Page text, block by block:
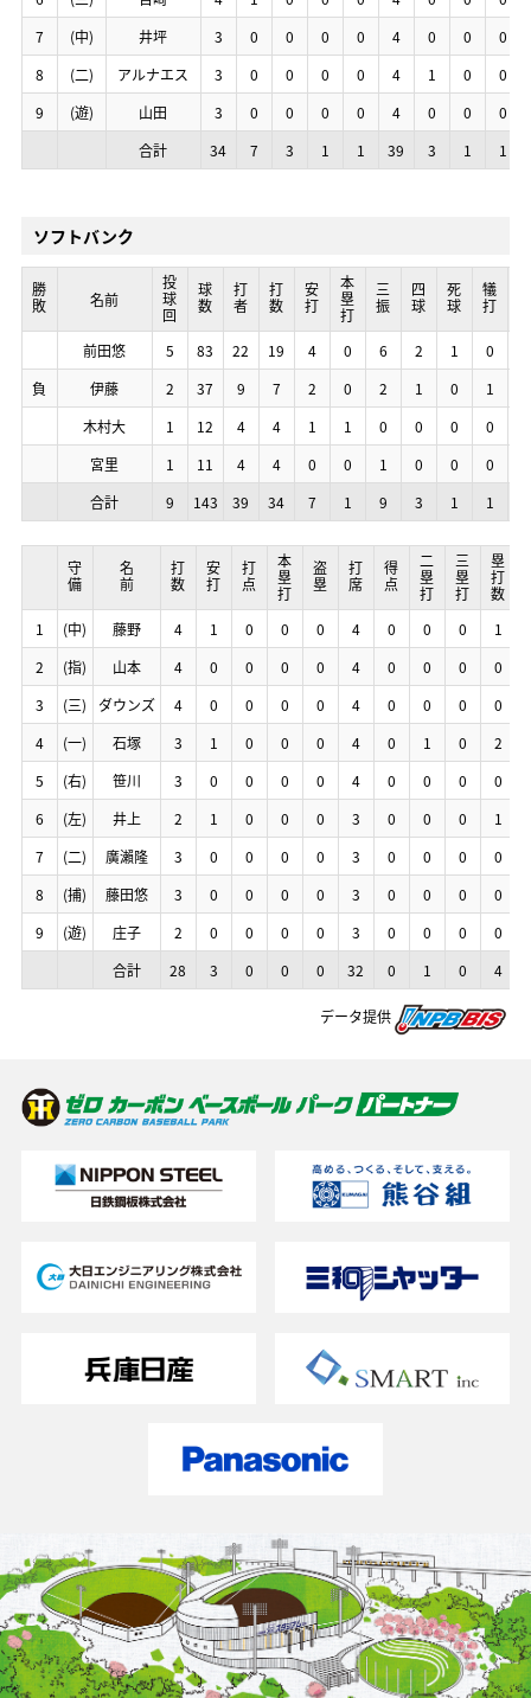
7
(中) 井坪 3 0 0 0 0 4 0 0
0
8
(二) アルナエス 3 0 0 0 0 4 1 0
0
9
(遊) 山田 3 0 0 0 0 4 0 0
0
合計
34 7 3 1 1 39 3 1 1
7
(中) 井坪 3 0 0 0 0 4 0 0
0
8
(二) アルナエス 3 0 0 0 0 4 1 0
0
9
(遊) 山田 3 0 0 0 0 4 0 0
0
合計
34 7 3 1 1 39 3 1 1
7
(中) 井坪 3 0 0 0 0 4 0 0
0
8
(二) アルナエス 3 0 0 0 0 4 1 0
0
9
(遊) 山田 3 0 0 0 0 4 0 0
0
合計
34 7 3 1 1 39 3 1 1
7
(中) 井坪 3 0 0 0 0 4 0 0
0
8
(二) アルナエス 3 0 0 0 0 4 1 0
0
9
(遊) 山田 3 0 0 0 0 4 0 0
0
合計
34 7 3 1 1 39 3 1 1
ソフトバンク
勝敗 名前 投球回 球数 打者 打数 安打 本塁打 三振 四球 死球 犠打
前田悠 5 83 22 19 4 0 6 2 1 0
負
伊藤 2 37 9 7 2 0 2 1 0 1
木村大
1 12 4 4 1 1 0 0 0 0
宮里
1 11 4 4 0 0 1 0 0 0
合計
9 143 39 34 7 1 9 3 1 1
勝敗 名前 投球回 球数 打者 打数 安打 本塁打 三振 四球 死球 犠打
前田悠 5 83 22 19 4 0 6 2 1 0
負
伊藤 2 37 9 7 2 0 2 1 0 1
木村大
1 12 4 4 1 1 0 0 0 0
宮里
1 11 4 4 0 0 1 0 0 0
合計
9 143 39 34 7 1 9 3 1 1
勝敗 名前 投球回 球数 打者 打数 安打 本塁打 三振 四球 死球 犠打
前田悠 5 83 22 19 4 0 6 2 1 0
負
伊藤 2 37 9 7 2 0 2 1 0 1
木村大
1 12 4 4 1 1 0 0 0 0
宮里
1 11 4 4 0 0 1 0 0 0
合計
9 143 39 34 7 1 9 3 1 1
勝敗 名前 投球回 球数 打者 打数 安打 本塁打 三振 四球 死球 犠打
前田悠 5 83 22 19 4 0 6 2 1 0
負
伊藤 2 37 9 7 2 0 2 1 0 1
木村大
1 12 4 4 1 1 0 0 0 0
宮里
1 11 4 4 0 0 1 0 0 0
合計
9 143 39 34 7 1 9 3 1 1
守備 名前 打数 安打 打点 本塁打 盗塁 打席 得点 二塁打 三塁打 塁打数
1 (中) 藤野 4 1 0 0 0 4 0 0 0 1
2
(指) 山本 4 0 0 0 0 4 0 0 0 0
3
(三) ダウンズ 4 0 0 0 0 4 0 0 0 0
4
(一) 石塚 3 1 0 0 0 4 0 1 0 2
5
(右) 笹川 3 0 0 0 0 4 0 0 0 0
6
(左) 井上 2 1 0 0 0 3 0 0 0 1
7
(二) 廣瀨隆 3 0 0 0 0 3 0 0 0 0
8
(捕) 藤田悠 3 0 0 0 0 3 0 0 0 0
9
(遊) 庄子 2 0 0 0 0 3 0 0 0 0
合計
28 3 0 0 0 32 0 1 0 4
守備 名前 打数 安打 打点 本塁打 盗塁 打席 得点 二塁打 三塁打 塁打数
1 (中) 藤野 4 1 0 0 0 4 0 0 0 1
2
(指) 山本 4 0 0 0 0 4 0 0 0 0
3
(三) ダウンズ 4 0 0 0 0 4 0 0 0 0
4
(一) 石塚 3 1 0 0 0 4 0 1 0 2
5
(右) 笹川 3 0 0 0 0 4 0 0 0 0
6
(左) 井上 2 1 0 0 0 3 0 0 0 1
7
(二) 廣瀨隆 3 0 0 0 0 3 0 0 0 0
8
(捕) 藤田悠 3 0 0 0 0 3 0 0 0 0
9
(遊) 庄子 2 0 0 0 0 3 0 0 0 0
合計
28 3 0 0 0 32 0 1 0 4
守備 名前 打数 安打 打点 本塁打 盗塁 打席 得点 二塁打 三塁打 塁打数
1 (中) 藤野 4 1 0 0 0 4 0 0 0 1
2
(指) 山本 4 0 0 0 0 4 0 0 0 0
3
(三) ダウンズ 4 0 0 0 0 4 0 0 0 0
4
(一) 石塚 3 1 0 0 0 4 0 1 0 2
5
(右) 笹川 3 0 0 0 0 4 0 0 0 0
6
(左) 井上 2 1 0 0 0 3 0 0 0 1
7
(二) 廣瀨隆 3 0 0 0 0 3 0 0 0 0
8
(捕) 藤田悠 3 0 0 0 0 3 0 0 0 0
9
(遊) 庄子 2 0 0 0 0 3 0 0 0 0
合計
28 3 0 0 0 32 0 1 0 4
守備 名前 打数 安打 打点 本塁打 盗塁 打席 得点 二塁打 三塁打 塁打数
1 (中) 藤野 4 1 0 0 0 4 0 0 0 1
2
(指) 山本 4 0 0 0 0 4 0 0 0 0
3
(三) ダウンズ 4 0 0 0 0 4 0 0 0 0
4
(一) 石塚 3 1 0 0 0 4 0 1 0 2
5
(右) 笹川 3 0 0 0 0 4 0 0 0 0
6
(左) 井上 2 1 0 0 0 3 0 0 0 1
7
(二) 廣瀨隆 3 0 0 0 0 3 0 0 0 0
8
(捕) 藤田悠 3 0 0 0 0 3 0 0 0 0
9
(遊) 庄子 2 0 0 0 0 3 0 0 0 0
合計
28 3 0 0 0 32 0 1 0 4
データ提供